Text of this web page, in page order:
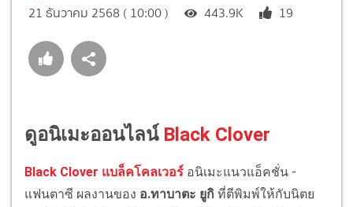
21 ธันวาคม 2568 ( 10:00 ) 443.9K 19
ดูอนิเมะออนไลน์ Black Clover
Black Clover แบล็คโคลเวอร์ อนิเมะแนวแอ็คชั่น -
แฟนตาซี ผลงานของ อ.ทาบาตะ ยูกิ ที่ตีพิมพ์ให้กับนิตย